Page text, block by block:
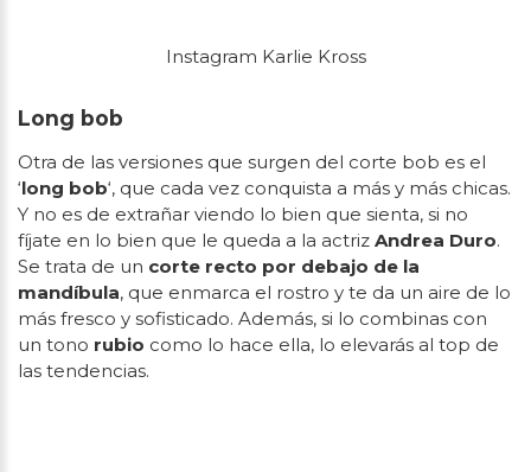
Instagram Karlie Kross
Long bob
Otra de las versiones que surgen del corte bob es el
‘long bob‘, que cada vez conquista a más y más chicas.
Y no es de extrañar viendo lo bien que sienta, si no
fíjate en lo bien que le queda a la actriz Andrea Duro.
Se trata de un corte recto por debajo de la
mandíbula, que enmarca el rostro y te da un aire de lo
más fresco y sofisticado. Además, si lo combinas con
un tono rubio como lo hace ella, lo elevarás al top de
las tendencias.